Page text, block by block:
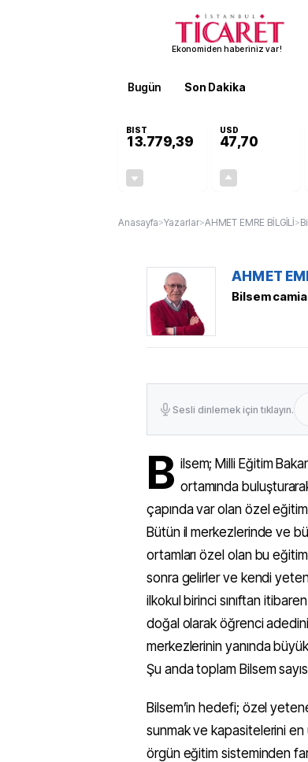
Ekonomiden haberiniz var!
Bugün Son Dakika
BIST
13.779,39
USD
47,70
Anasayfa>Yazarlar>AHMET EMRE BİLGİLİ>
AHMET
Bilsem
Sesli dinlemek için tıklayın.
B ilsem; Milli Eğitim
ortamında
çapında var olan özel eğitim
Bütün il merkezlerinde ve
ortamları özel olan bu
sonra gelirler ve kendi
ilkokul birinci sınıftan itibaren
doğal olarak öğrenci adedini
merkezlerinin yanında
Şu anda toplam Bilsem
Bilsem’in hedefi; özel
sunmak ve kapasitelerini en
örgün eğitim sisteminden